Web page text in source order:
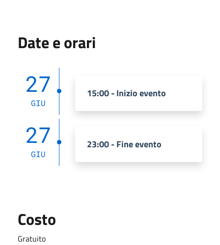
Date e orari
27
GIU
15:00 - Inizio evento
27
GIU
23:00 - Fine evento
Costo
Gratuito